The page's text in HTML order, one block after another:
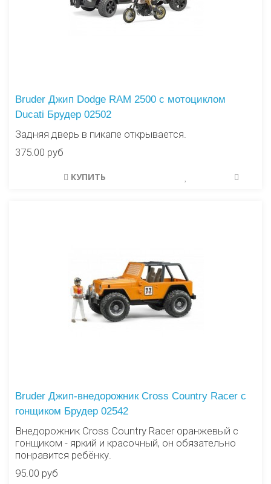
Bruder Джип Dodge RAM 2500 с мотоциклом
Ducati Брудер 02502
Задняя дверь в пикапе открывается.
375.00 руб
КУПИТЬ
Bruder Джип-внедорожник Cross Country Racer с
гонщиком Брудер 02542
Внедорожник Cross Country Racer оранжевый с
гонщиком - яркий и красочный, он обязательно
понравится ребёнку.
95.00 руб